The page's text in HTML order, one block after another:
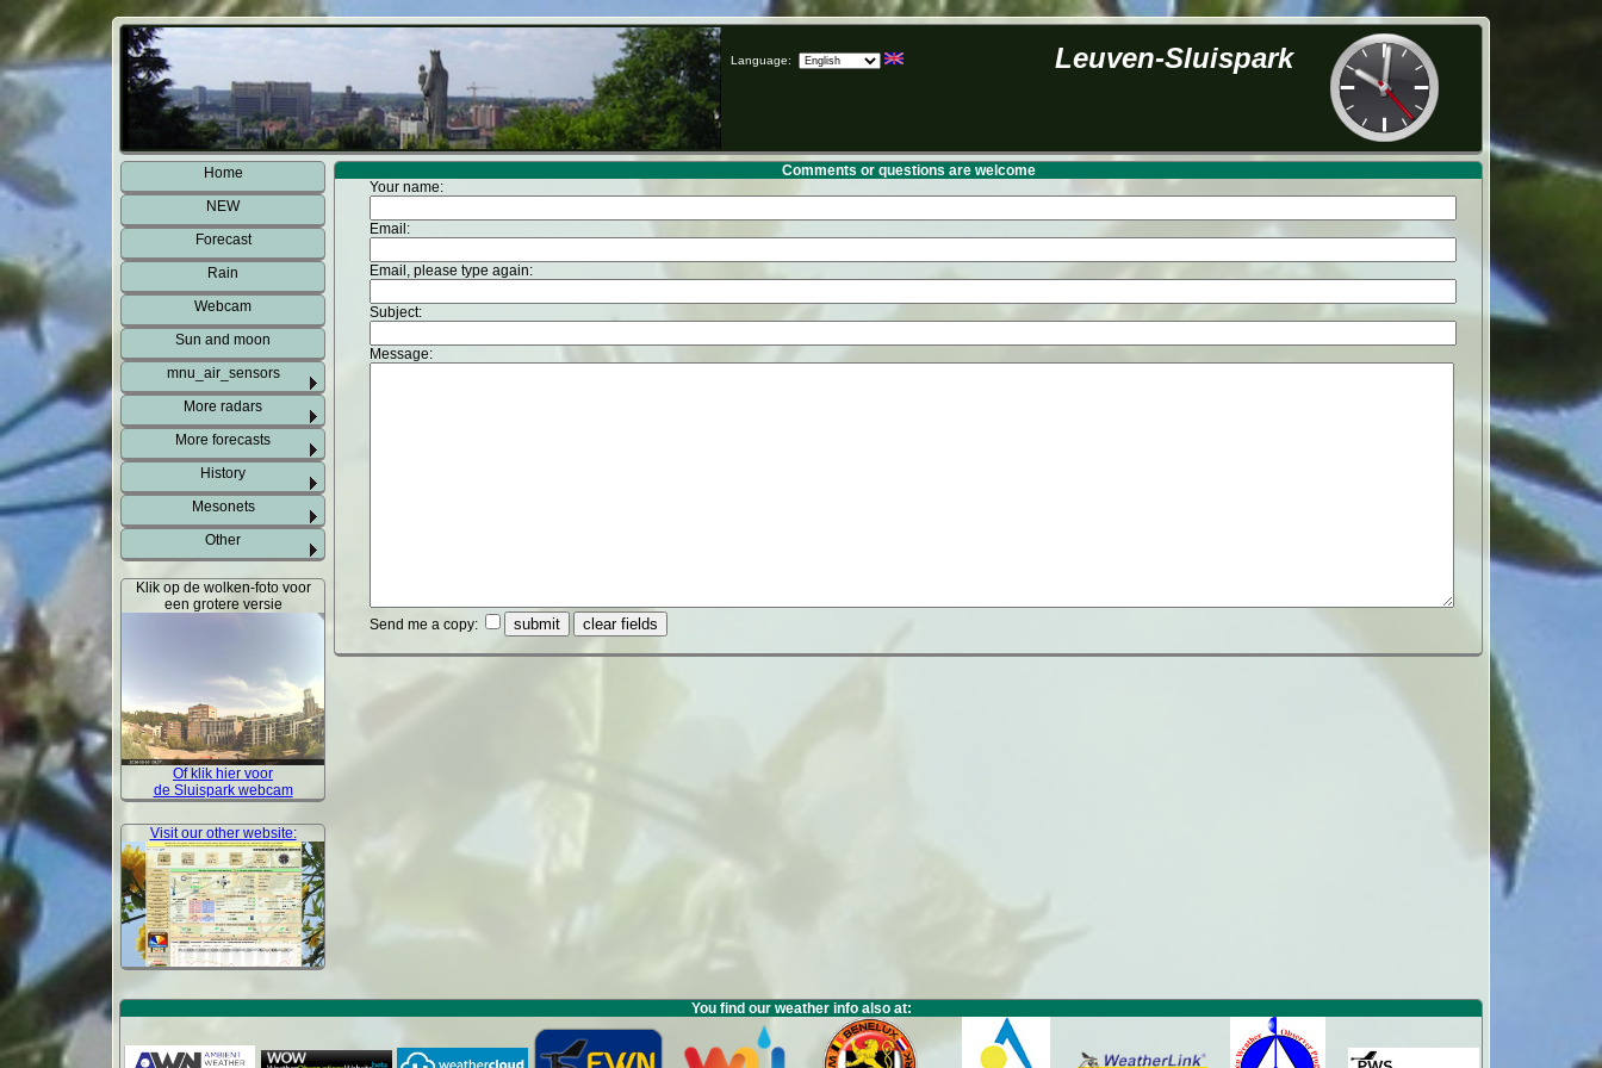
Language: Leuven-Sluispark
Home
NEW
Forecast
Rain
Webcam
Sun and moon
mnu_air_sensors
More radars
More forecasts
History
Mesonets
Other
Klik op de wolken-foto voor
een grotere versie
Of klik hier voor
de Sluispark webcam
Visit our other website:
Comments or questions are welcome
Your name:
Email:
Email, please type again:
Subject:
Message:
Send me a copy:
You find our weather info also at: